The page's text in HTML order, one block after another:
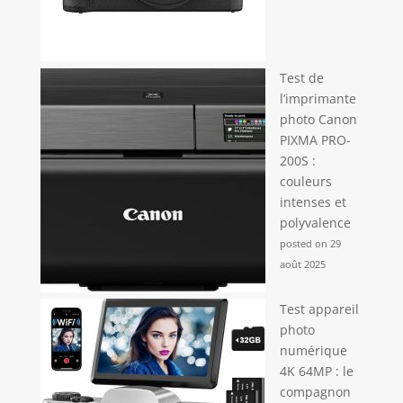
Test de
l’imprimante
photo Canon
PIXMA PRO-
200S :
couleurs
intenses et
polyvalence
posted on 29
août 2025
Test appareil
photo
numérique
4K 64MP : le
compagnon